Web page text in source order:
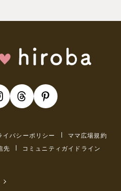
イバシーポリシー
ママ広場規約
先 コミュニティガイドライン